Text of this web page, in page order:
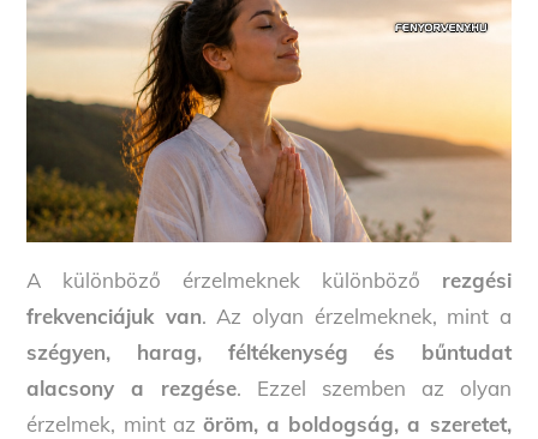
A különböző érzelmeknek különböző rezgési
frekvenciájuk van. Az olyan érzelmeknek, mint a
szégyen, harag, féltékenység és bűntudat
alacsony a rezgése. Ezzel szemben az olyan
érzelmek, mint az öröm, a boldogság, a szeretet,